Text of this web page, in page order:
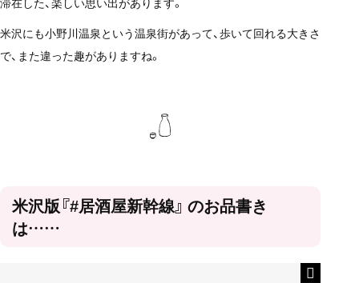
米沢にも小野川温泉という温泉街があって、歩いて回れる大きさ
で、また違った趣がありますね。
米沢版『#居酒屋新幹線』 のお品書き
は……